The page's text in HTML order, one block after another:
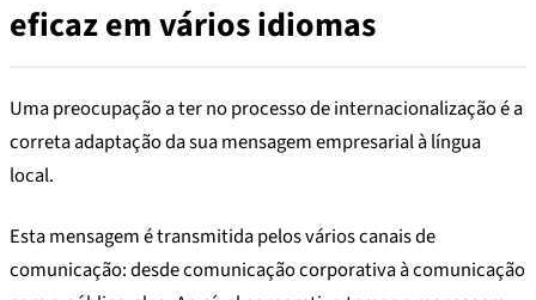
eficaz em vários idiomas
Uma preocupação a ter no processo de internacionalização é a
correta adaptação da sua mensagem empresarial à língua
local.
Esta mensagem é transmitida pelos vários canais de
comunicação: desde comunicação corporativa à comunicação